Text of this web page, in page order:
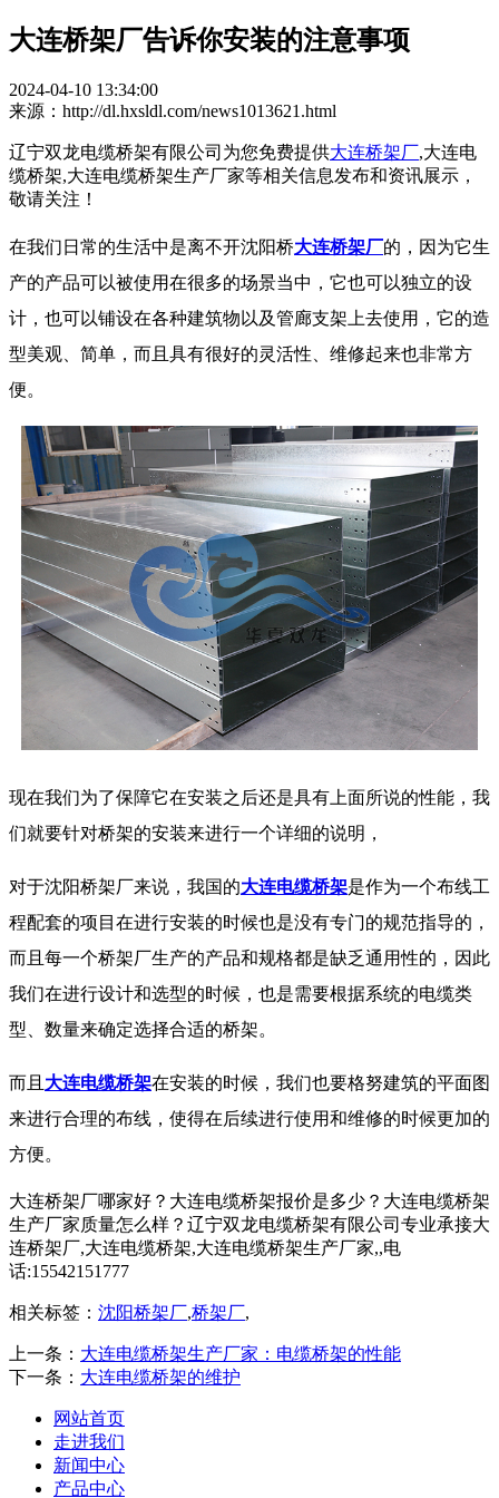
大连桥架厂告诉你安装的注意事项
2024-04-10 13:34:00
来源：http://dl.hxsldl.com/news1013621.html
辽宁双龙电缆桥架有限公司为您免费提供大连桥架厂,大连电
缆桥架,大连电缆桥架生产厂家等相关信息发布和资讯展示，
敬请关注！
在我们日常的生活中是离不开沈阳桥大连桥架厂的，因为它生
产的产品可以被使用在很多的场景当中，它也可以独立的设
计，也可以铺设在各种建筑物以及管廊支架上去使用，它的造
型美观、简单，而且具有很好的灵活性、维修起来也非常方
便。
现在我们为了保障它在安装之后还是具有上面所说的性能，我
们就要针对桥架的安装来进行一个详细的说明，
对于沈阳桥架厂来说，我国的大连电缆桥架是作为一个布线工
程配套的项目在进行安装的时候也是没有专门的规范指导的，
而且每一个桥架厂生产的产品和规格都是缺乏通用性的，因此
我们在进行设计和选型的时候，也是需要根据系统的电缆类
型、数量来确定选择合适的桥架。
而且 大连电缆桥架在安装的时候，我们也要格努建筑的平面图
来进行合理的布线，使得在后续进行使用和维修的时候更加的
方便。
大连桥架厂哪家好？大连电缆桥架报价是多少？大连电缆桥架
生产厂家质量怎么样？辽宁双龙电缆桥架有限公司专业承接大
连桥架厂,大连电缆桥架,大连电缆桥架生产厂家,,电
话:15542151777
相关标签： 沈阳桥架厂,桥架厂,
上一条： 大连电缆桥架生产厂家：电缆桥架的性能
下一条： 大连电缆桥架的维护
网站首页
走进我们
新闻中心
产品中心